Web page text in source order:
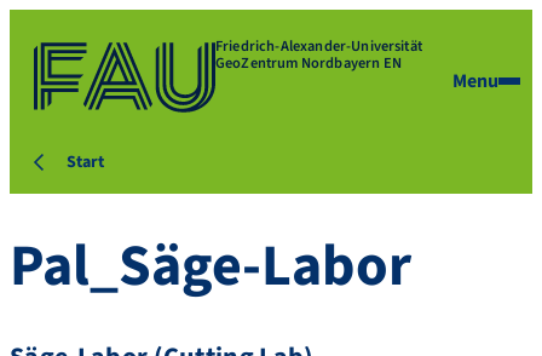
Friedrich-Alexander-Universität
GeoZentrum Nordbayern EN
Menu
Start
Pal_Säge-Labor